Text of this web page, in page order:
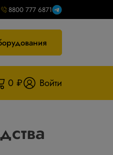
8800 777 6871
0 ₽ Войти